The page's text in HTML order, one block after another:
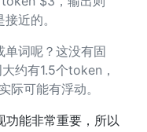
近的。
词呢？这没有固
约有1.5个token，
际可能有浮动。
功能非常重要，所以